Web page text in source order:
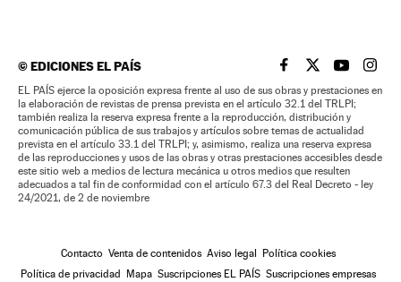
©EDICIONES EL PAÍS EL PAÍS BRASIL EN
EL PAÍSEL PAÍS
EL
EL PAÍS ejerce la oposición expresa frente al uso de sus obras y prestaciones en
la elaboración de revistas de prensa prevista en el artículo 32.1 del TRLPI;
también realiza la reserva expresa frente a la reproducción, distribución y
comunicación pública de sus trabajos y artículos sobre temas de actualidad
prevista en el artículo 33.1 del TRLPI; y, asimismo, realiza una reserva expresa
de las reproducciones y usos de las obras y otras prestaciones accesibles desde
este sitio web a medios de lectura mecánica u otros medios que resulten
adecuados a tal fin de conformidad con el artículo 67.3 del Real Decreto - ley
24/2021, de 2 de noviembre
Contacto Venta de contenidos Aviso legal Política cookies
Política de privacidad Mapa Suscripciones EL PAÍS Suscripciones empresas